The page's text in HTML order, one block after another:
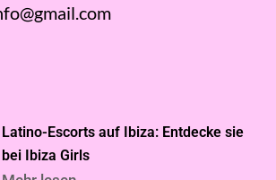
Latino-Escorts auf Ibiza: Entdecke sie
bei Ibiza Girls